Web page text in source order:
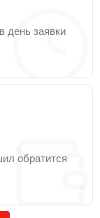
день заявки
обратится